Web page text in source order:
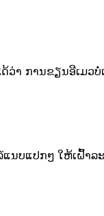
າ ກ​ານ​ຂຽນ​ອີ​ເມ​
ນບ​ແປກ​ໆ​ ໃຫ້​ເຝົ້